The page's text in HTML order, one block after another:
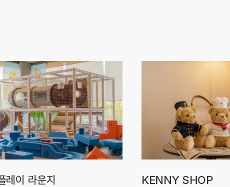
레이 라운지 KENNY SHOP